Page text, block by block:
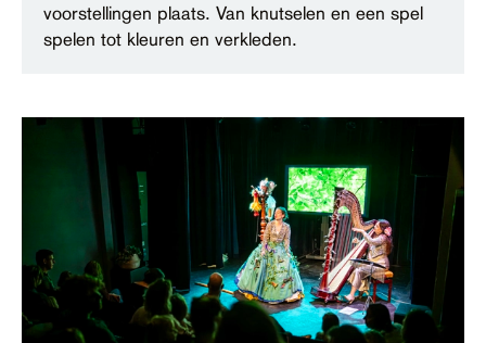
voorstellingen plaats. Van knutselen en een spel
spelen tot kleuren en verkleden.